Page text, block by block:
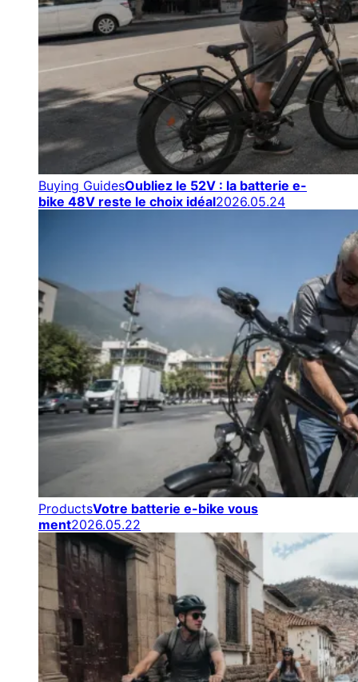
Buying GuidesOubliez le 52V : la batterie e-
bike 48V reste le choix idéal2026.05.24
ProductsVotre batterie e-bike vous
ment2026.05.22